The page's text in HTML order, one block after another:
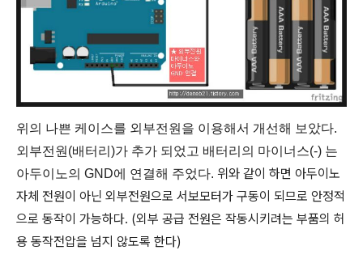
위의 나쁜 케이스를 외부전원을 이용해서 개선해 보았다.
외부전원(배터리)가 추가 되었고 배터리의 마이너스(-) 는
아두이노의 GND에 연결해 주었다. 위와 같이 하면 아두이노
자체 전원이 아닌 외부전원으로 서보모터가 구동이 되므로 안정적
으로 동작이 가능하다. (외부 공급 전원은 작동시키려는 부품의 허
용 동작전압을 넘지 않도록 한다)